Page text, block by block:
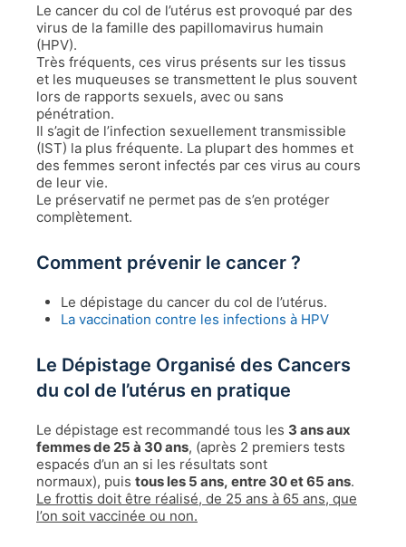
Le cancer du col de l’utérus est provoqué par des
virus de la famille des papillomavirus humain
(HPV).
Très fréquents, ces virus présents sur les tissus
et les muqueuses se transmettent le plus souvent
lors de rapports sexuels, avec ou sans
pénétration.
Il s’agit de l’infection sexuellement transmissible
(IST) la plus fréquente. La plupart des hommes et
des femmes seront infectés par ces virus au cours
de leur vie.
Le préservatif ne permet pas de s’en protéger
complètement.
Comment prévenir le cancer ?
Le dépistage du cancer du col de l’utérus.
La vaccination contre les infections à HPV
Le Dépistage Organisé des Cancers
du col de l’utérus en pratique
Le dépistage est recommandé tous les 3 ans aux
femmes de 25 à 30 ans, (après 2 premiers tests
espacés d’un an si les résultats sont
normaux), puis tous les 5 ans, entre 30 et 65 ans.
Le frottis doit être réalisé, de 25 ans à 65 ans, que
l’on soit vaccinée ou non.